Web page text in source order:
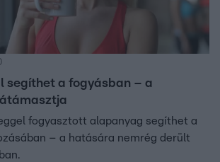
segíthet a fogyásban – a
fogyasztott alapanyag segíthet a
– a hatására nemrég derült